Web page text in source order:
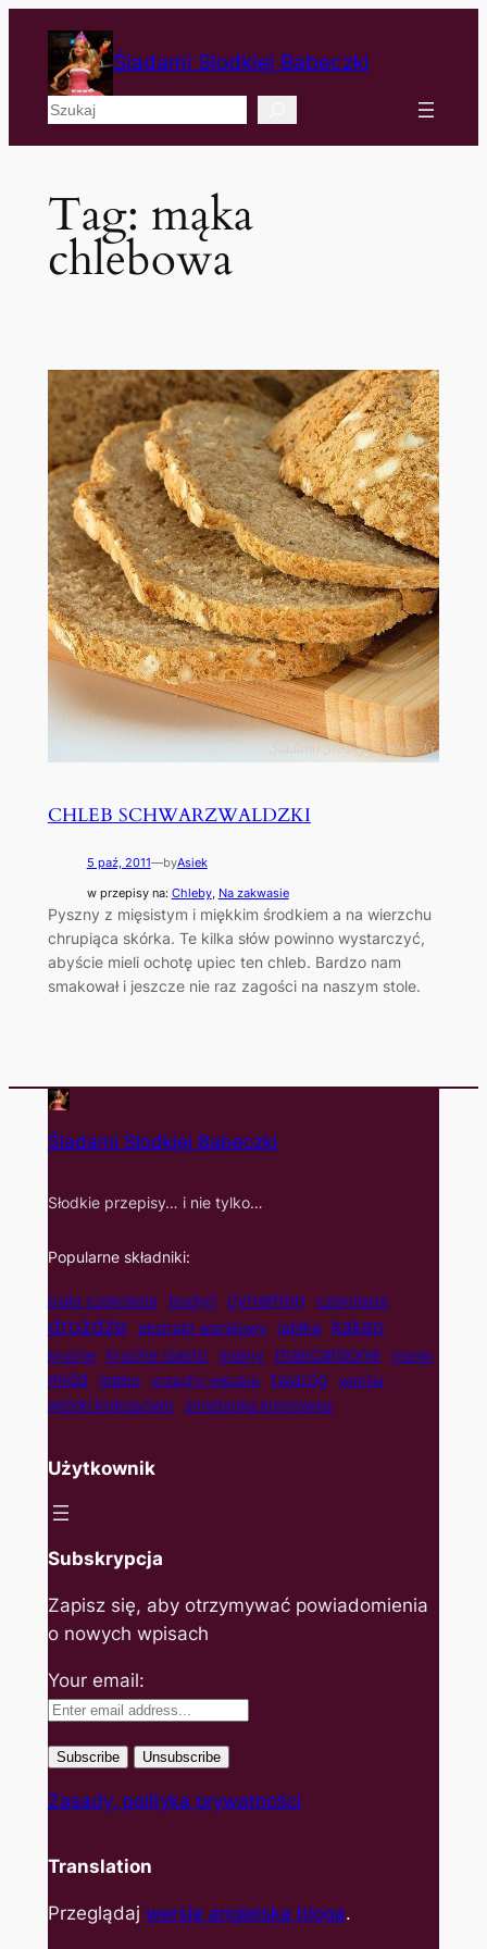
Śladami Słodkiej Babeczki
Szukaj
Tag: mąka
chlebowa
CHLEB SCHWARZWALDZKI
5 paź, 2011—byAsiek
w przepisy na: Chleby, Na zakwasie
Pyszny z mięsistym i miękkim środkiem a na wierzchu
chrupiąca skórka. Te kilka słów powinno wystarczyć,
abyście mieli ochotę upiec ten chleb. Bardzo nam
smakował i jeszcze nie raz zagości na naszym stole.
Śladami Słodkiej Babeczki
Słodkie przepisy… i nie tylko…
Popularne składniki:
biała czekolada budyń cynamon czekolada
drożdże ekstrakt waniliowy jabłka kakao
kruche kruche ciasto maliny mascarpone masło
miód mleko orzechy włoskie twaróg wanilia
wiórki kokosowe śmietanka kremówka
Użytkownik
Subskrypcja
Zapisz się, aby otrzymywać powiadomienia
o nowych wpisach
Your email:
Zasady, polityka prywatności
Translation
Przeglądaj wersję angielską bloga.